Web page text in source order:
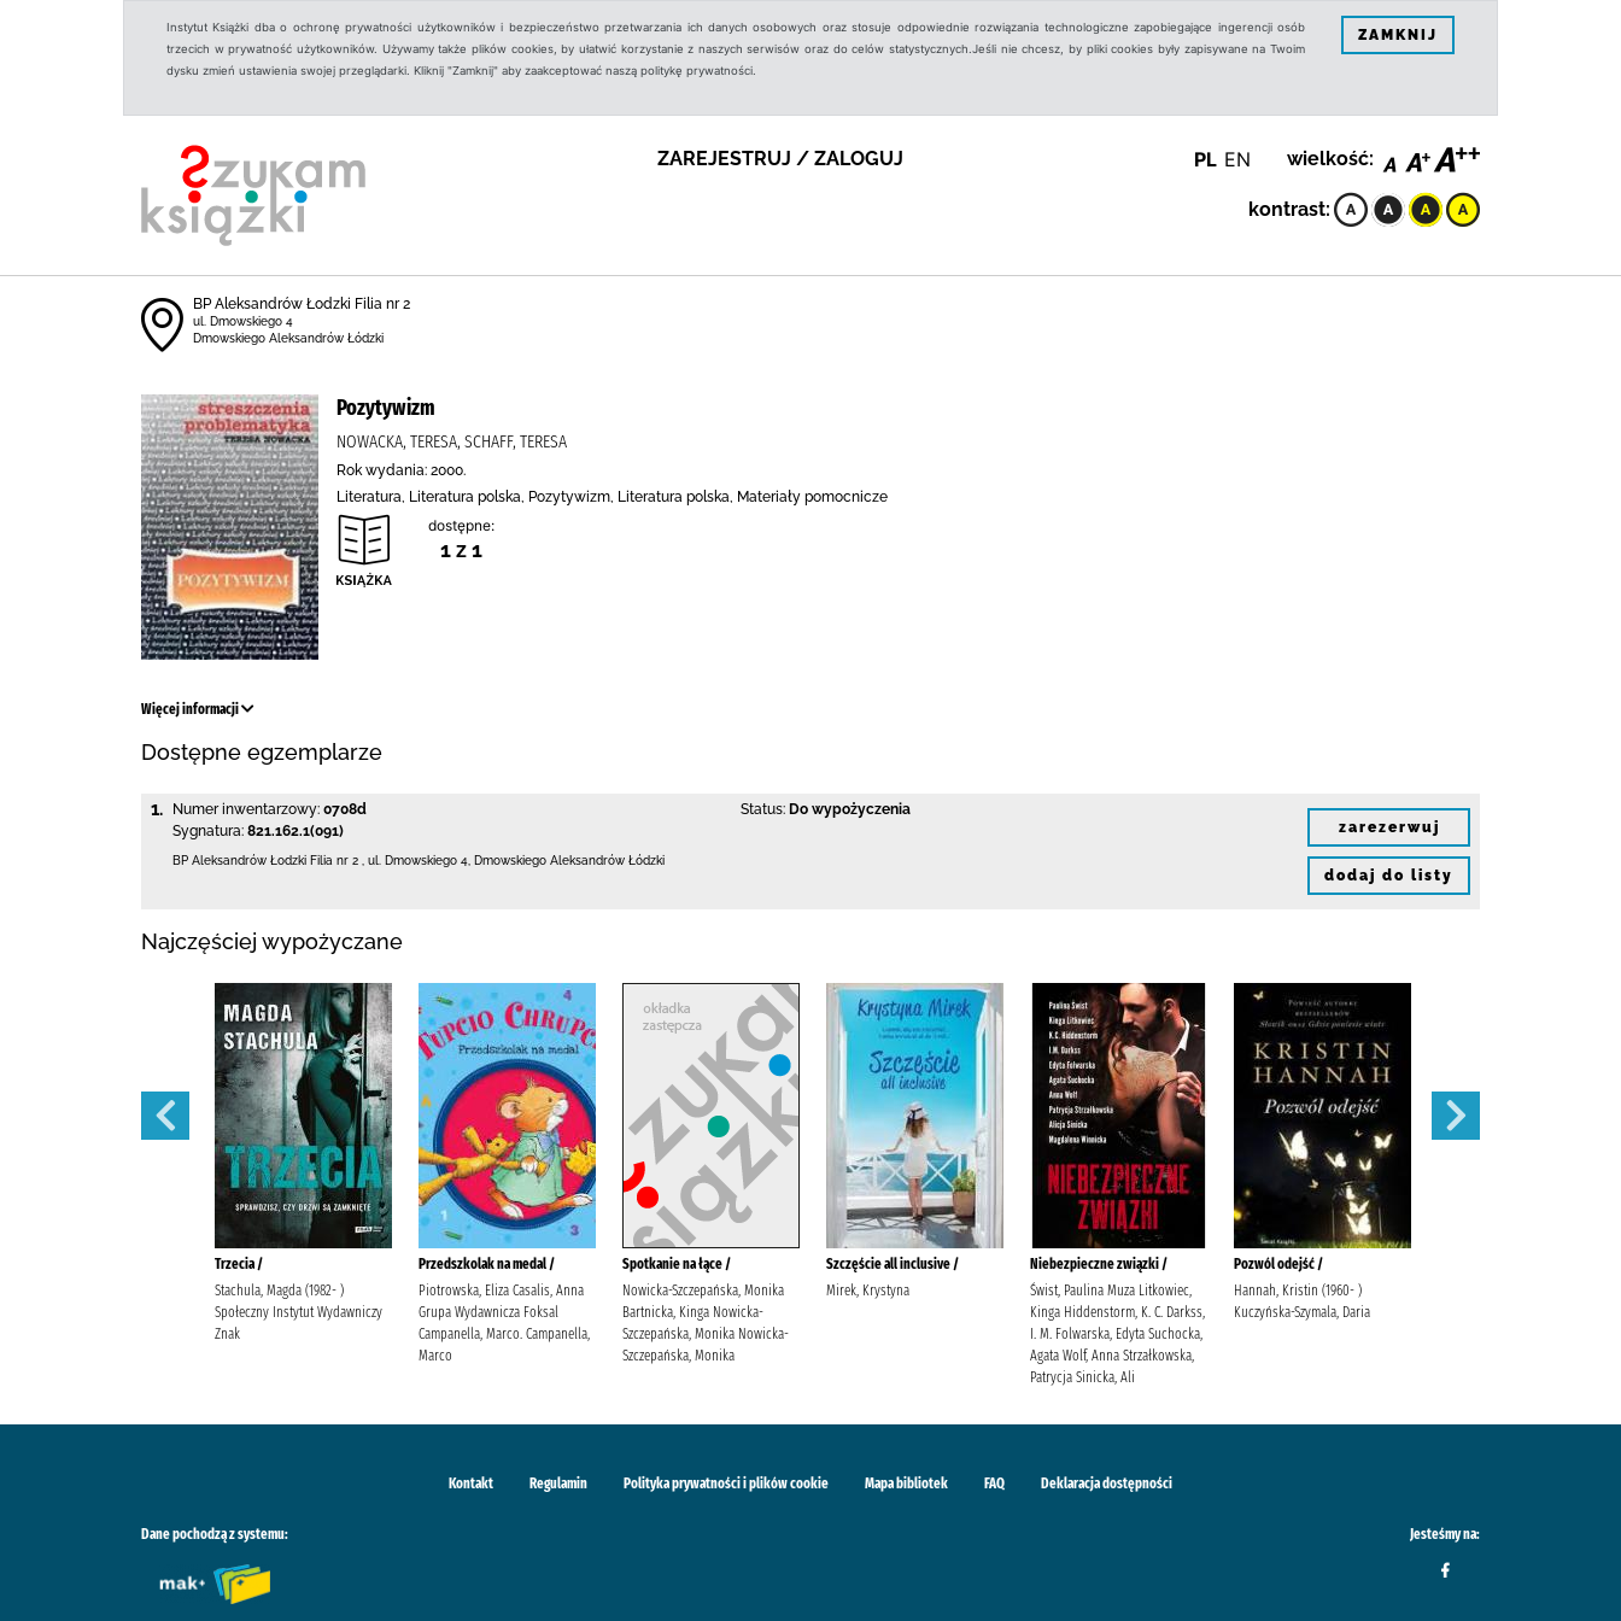
Instytut Książki dba o ochronę prywatności użytkowników i bezpieczeństwo przetwarzania ich danych osobowych oraz stosuje odpowiednie rozwiązania technologiczne zapobiegające ingerencji osób
trzecich w prywatność użytkowników. Używamy także plików cookies, by ułatwić korzystanie z naszych serwisów oraz do celów statystycznych.Jeśli nie chcesz, by pliki cookies były zapisywane na Twoim
dysku zmień ustawienia swojej przeglądarki. Kliknij "Zamknij" aby zaakceptować naszą politykę prywatności.
ZAMKNIJ
ZAREJESTRUJ / ZALOGUJ PL EN wielkość:
kontrast:
BP Aleksandrów Łodzki Filia nr 2
ul. Dmowskiego 4
Dmowskiego Aleksandrów Łódzki
Pozytywizm
NOWACKA, TERESA, SCHAFF, TERESA
Rok wydania: 2000.
Literatura, Literatura polska, Pozytywizm, Literatura polska, Materiały pomocnicze
dostępne:
1 z 1
Więcej informacji
Dostępne egzemplarze
1. Numer inwentarzowy: 0708d
Sygnatura: 821.162.1(091)
Status: Do wypożyczenia
BP Aleksandrów Łodzki Filia nr 2 ul. Dmowskiego 4 Dmowskiego Aleksandrów Łódzki
zarezerwuj
dodaj do listy
Najczęściej wypożyczane
Trzecia /
Stachula, Magda (1982- )
Społeczny Instytut Wydawniczy
Znak
Przedszkolak na medal /
Piotrowska, Eliza Casalis, Anna
Grupa Wydawnicza Foksal
Campanella, Marco. Campanella,
Marco
Spotkanie na łące /
Nowicka-Szczepańska, Monika
Bartnicka, Kinga Nowicka-
Szczepańska, Monika Nowicka-
Szczepańska, Monika
Szczęście all inclusive /
Mirek, Krystyna
Niebezpieczne związki /
Świst, Paulina Muza Litkowiec,
Kinga Hiddenstorm, K. C. Darkss,
I. M. Folwarska, Edyta Suchocka,
Agata Wolf, Anna Strzałkowska,
Patrycja Sinicka, Ali
Pozwól odejść /
Hannah, Kristin (1960- )
Kuczyńska-Szymala, Daria
Kontakt Regulamin Polityka prywatności i plików cookie Mapa bibliotek FAQ Deklaracja dostępności
Dane pochodzą z systemu: Jesteśmy na: